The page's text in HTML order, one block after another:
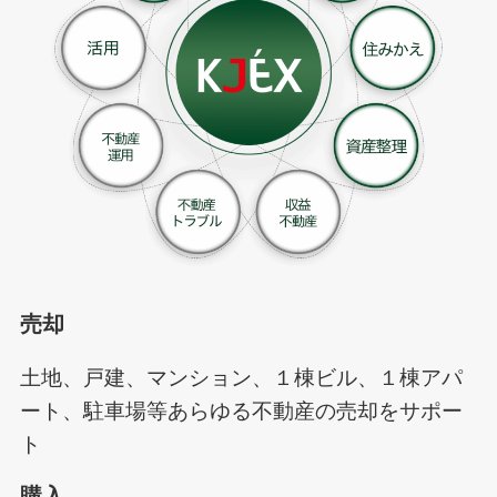
売却
土地、戸建、マンション、１棟ビル、１棟アパ
ート、駐車場等あらゆる不動産の売却をサポー
ト